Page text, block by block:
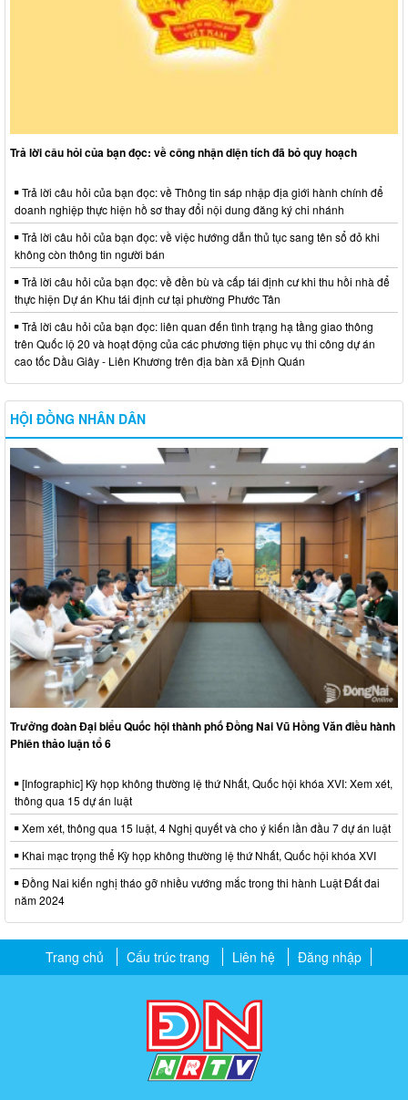
Trả lời câu hỏi của bạn đọc: về công nhận diện tích đã bỏ quy hoạch
Trả lời câu hỏi của bạn đọc: về Thông tin sáp nhập địa giới hành chính để
doanh nghiệp thực hiện hồ sơ thay đổi nội dung đăng ký chi nhánh
Trả lời câu hỏi của bạn đọc: về việc hướng dẫn thủ tục sang tên sổ đỏ khi
không còn thông tin người bán
Trả lời câu hỏi của bạn đọc: về đền bù và cấp tái định cư khi thu hồi nhà để
thực hiện Dự án Khu tái định cư tại phường Phước Tân
Trả lời câu hỏi của bạn đọc: liên quan đến tình trạng hạ tầng giao thông
trên Quốc lộ 20 và hoạt động của các phương tiện phục vụ thi công dự án
cao tốc Dầu Giây - Liên Khương trên địa bàn xã Định Quán
HỘI ĐỒNG NHÂN DÂN
Trưởng đoàn Đại biểu Quốc hội thành phố Đồng Nai Vũ Hồng Văn điều hành
Phiên thảo luận tổ 6
[Infographic] Kỳ họp không thường lệ thứ Nhất, Quốc hội khóa XVI: Xem xét,
thông qua 15 dự án luật
Xem xét, thông qua 15 luật, 4 Nghị quyết và cho ý kiến lần đầu 7 dự án luật
Khai mạc trọng thể Kỳ họp không thường lệ thứ Nhất, Quốc hội khóa XVI
Đồng Nai kiến nghị tháo gỡ nhiều vướng mắc trong thi hành Luật Đất đai
năm 2024
Trang chủ Cấu trúc trang Liên hệ Đăng nhập